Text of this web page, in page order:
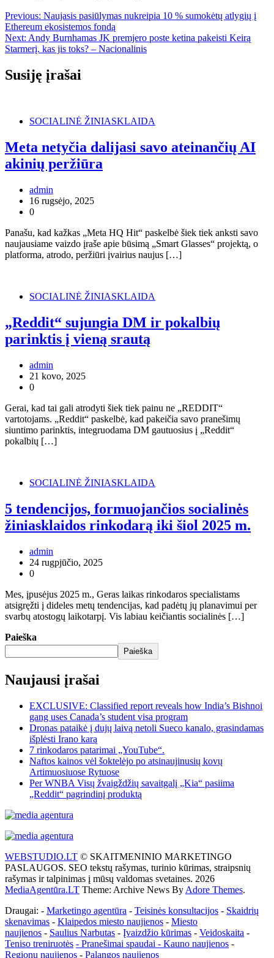
Previous: Naujasis pasiūlymas nukreipia 10 % sumokėtų atlygių į
Ethereum ekosistemos fondą
Next: Andy Burnhamas JK premjero poste ketina pakeisti Keirą
Starmerį. kas jis toks? – Nacionalinis
Susiję įrašai
SOCIALINĖ ŽINIASKLAIDA
Meta netyčia dalijasi savo ateinančių AI
akinių peržiūra
admin
16 rugsėjo, 2025
0
Panašu, kad kažkas „Meta HQ Hit“ paskelbė šiek tiek anksti savo
naujausiame vaizdo įraše apie būsimą „Smart Glasses“ projektą, o
platforma, atrodo, peržiūri įvairius naujus […]
SOCIALINĖ ŽINIASKLAIDA
„Reddit“ sujungia DM ir pokalbių
parinktis į vieną srautą
admin
21 kovo, 2025
0
Gerai, kad tai gali atrodyti šiek tiek painu ne „REDDIT“
vartotojams. „Reddit“ paskelbė, kad pakeičia savo pranešimų
siuntimo parinktis, integruodama DM gautuosius į „Reddit“
pokalbių […]
SOCIALINĖ ŽINIASKLAIDA
5 tendencijos, formuojančios socialinės
žiniasklaidos rinkodarą iki šiol 2025 m.
admin
24 rugpjūčio, 2025
0
Mes, įpusėjus 2025 m., Geras laikas rinkodaros specialistams
atsigręžti į dideles metų tendencijas, kad padėtų jų planavimui per
svarbų atostogų laikotarpį. Vis labiau keičiantis socialinės […]
Paieška
Paieška
Naujausi įrašai
EXCLUSIVE: Classified report reveals how India’s Bishnoi
gang uses Canada’s student visa program
Dronas pataikė į dujų laivą netoli Sueco kanalo, grasindamas
išplėsti Irano karą
7 rinkodaros patarimai „YouTube“.
Naftos kainos vėl šoktelėjo po atsinaujinusių kovų
Artimuosiuose Rytuose
Per WNBA Visų žvaigždžių savaitgalį „Kia“ pasiima
„Reddit“ pagrindinį produktą
WEBSTUDIO.LT © SKAITMENINIO MARKETINGO
PASLAUGOS. SEO tekstų rašymas, turinio kūrimas, straipsnių
rašymas ir talpinimas į mūsų valdomas svetaines. 2026
MediaAgentūra.LT Theme: Archive News By Adore Themes.
Draugai: - Marketingo agentūra - Teisinės konsultacijos - Skaidrių
skenavimas - Klaipedos miesto naujienos - Miesto
naujienos - Saulius Narbutas - Įvaizdžio kūrimas - Veidoskaita -
Teniso treniruotės - Pranešimai spaudai - Kauno naujienos -
Regionų naujienos - Palangos naujienos